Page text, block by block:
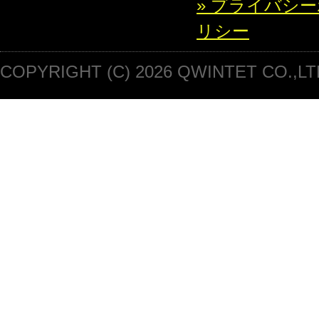
» プライバシ
リシー
COPYRIGHT (C) 2026 QWINTET